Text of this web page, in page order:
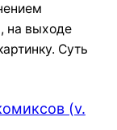
на выходе
Суть
(v.